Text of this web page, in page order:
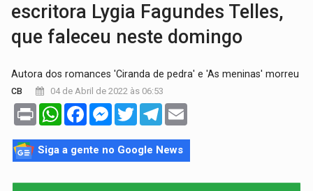
escritora Lygia Fagundes Telles,
que faleceu neste domingo
Autora dos romances 'Ciranda de pedra' e 'As meninas' morreu
CB 04 de Abril de 2022 às 06:53
Print WhatsAppFacebookMessenger
TwitterTelegram
Siga a gente no Google News